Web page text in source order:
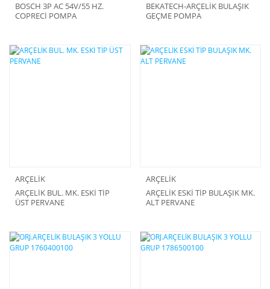
BOSCH 3P AC 54V/55 HZ.
COPRECİ POMPA
BEKATECH-ARÇELİK BULAŞIK
GEÇME POMPA
ARÇELİK
ARÇELİK BUL. MK. ESKİ TİP
ÜST PERVANE
ARÇELİK
ARÇELİK ESKİ TİP BULAŞIK MK.
ALT PERVANE